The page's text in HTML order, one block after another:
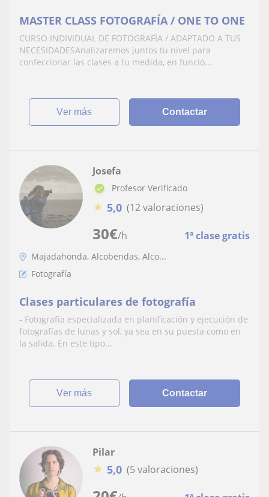
MASTER CLASS FOTOGRAFÍA / ONE TO ONE
CURSO INDIVIDUAL DE FOTOGRAFÍA / ADAPTADO A TUS
NECESIDADESAnalizaremos juntos tu nivel para
confeccionar las clases a tu medida, en funció...
ver más Contactar
30€/h 1ª clase gratis
Josefa
Profesor Verificado
★ 5,0 (12 valoraciones)
Majadahonda, Alcobendas, Alco...
Fotografía
Clases particulares de fotografía
- Fotografía especializada en planificación y ejecución de
fotografías de lunas y sol, ya sea en su puesta como en
la salida. En este tipo...
ver más Contactar
Pilar
★ 5,0 (5 valoraciones)